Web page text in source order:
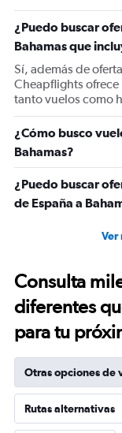
Y
axis
displaying
values.
Range:
0
1800.
¿Puedo buscar
Bahamas que
Sí, además de
Cheapflights
tanto vuelos como
¿Cómo busco
Bahamas?
¿Puedo buscar
de España a
Ver
Consulta
diferentes
para tu
Otras opciones de
Rutas alternativas